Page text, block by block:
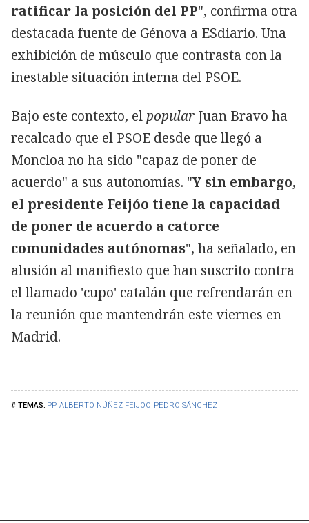
PP ALBERTO NÚÑEZ FEIJOO PEDRO SÁNCHEZ
ratificar la posición del PP", confirma otra
destacada fuente de Génova a ESdiario. Una
exhibición de músculo que contrasta con la
inestable situación interna del PSOE.
Bajo este contexto, el popular Juan Bravo ha
recalcado que el PSOE desde que llegó a
Moncloa no ha sido "capaz de poner de
acuerdo" a sus autonomías. "Y sin embargo,
el presidente Feijóo tiene la capacidad
de poner de acuerdo a catorce
comunidades autónomas", ha señalado, en
alusión al manifiesto que han suscrito contra
el llamado 'cupo' catalán que refrendarán en
la reunión que mantendrán este viernes en
Madrid.